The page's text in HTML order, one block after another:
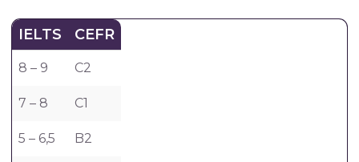
IELTS CEFR
8 – 9 C2
7 – 8 C1
5 – 6,5 B2